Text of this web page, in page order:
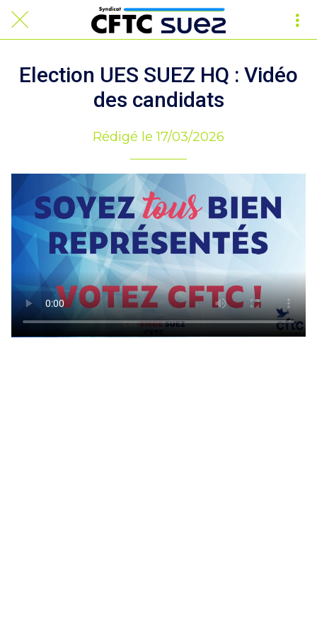
Election UES SUEZ HQ : Vidéo
des candidats
Rédigé le 17/03/2026